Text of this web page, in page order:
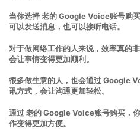
当你选择 老的 Google Voice账号购
可以发送消息，也可以接听电话。
对于做网络工作的人来说，效率真的
会让事情变得更加顺利。
很多做生意的人，也会通过 Google
讯方式，会让沟通更加轻松。
通过 老的 Google Voice账号购买，
作变得更加方便。